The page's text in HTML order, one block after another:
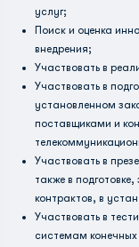
услуг;
Поиск и оценка
внедрения;
Участвовать в
Участвовать в
установленном
поставщиками и
Участвовать в
также в
контрактов, в
Участвовать в
системам конечных